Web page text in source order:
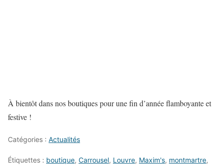
À bientôt dans nos boutiques pour une fin d’année flamboyante et
festive !
Catégories : Actualités
Étiquettes : boutique, Carrousel, Louvre, Maxim's, montmartre,